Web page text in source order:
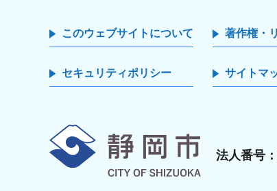
このウェブサイトについて 著作権・
セキュリティポリシー サイトマ
法人番号